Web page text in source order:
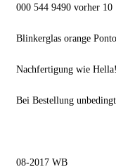
000 544 9490 vorher
Blinkerglas orange
Nachfertigung wie Hella!
Bei Bestellung
08-2017 WB